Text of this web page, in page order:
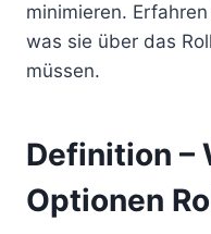
minimieren.
was sie über das
müssen.
Definition –
Optionen